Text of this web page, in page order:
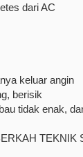
dari AC
keluar angin
berisik
tidak enak,
TEKNIK